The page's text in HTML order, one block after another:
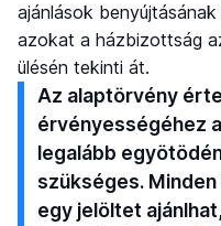
ajánlások
azokat a házbizottság
ülésén tekinti át.
Az alaptörvény
érvényességéhez
legalább
szükséges.
egy jelöltet